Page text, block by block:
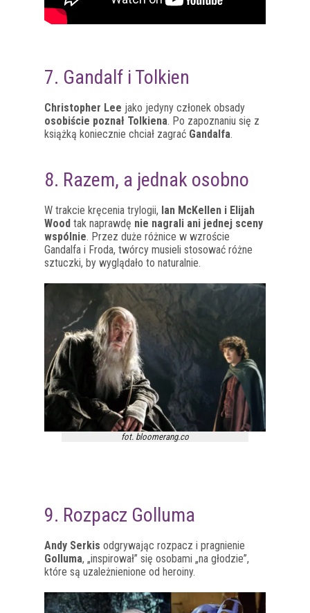
7. Gandalf i Tolkien
Christopher Lee jako jedyny członek obsady
osobiście poznał Tolkiena. Po zapoznaniu się z
książką koniecznie chciał zagrać Gandalfa.
8. Razem, a jednak osobno
W trakcie kręcenia trylogii, Ian McKellen i Elijah
Wood tak naprawdę nie nagrali ani jednej sceny
wspólnie. Przez duże różnice w wzroście
Gandalfa i Froda, twórcy musieli stosować różne
sztuczki, by wyglądało to naturalnie.
fot. bloomerang.co
9. Rozpacz Golluma
Andy Serkis odgrywając rozpacz i pragnienie
Golluma, „inspirował” się osobami „na głodzie”,
które są uzależnienione od heroiny.